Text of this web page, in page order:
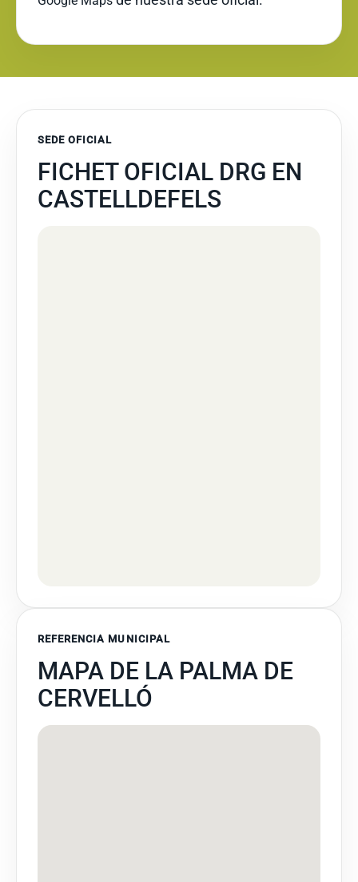
SEDE OFICIAL
FICHET OFICIAL DRG EN
CASTELLDEFELS
REFERENCIA MUNICIPAL
MAPA DE LA PALMA DE
CERVELLÓ